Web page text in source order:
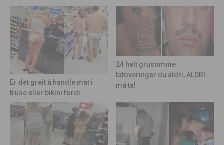
Er det greit å handle mat i
truse eller bikini fordi...
24 helt grusomme
tatoveringer du aldri, ALDRI
må ta!